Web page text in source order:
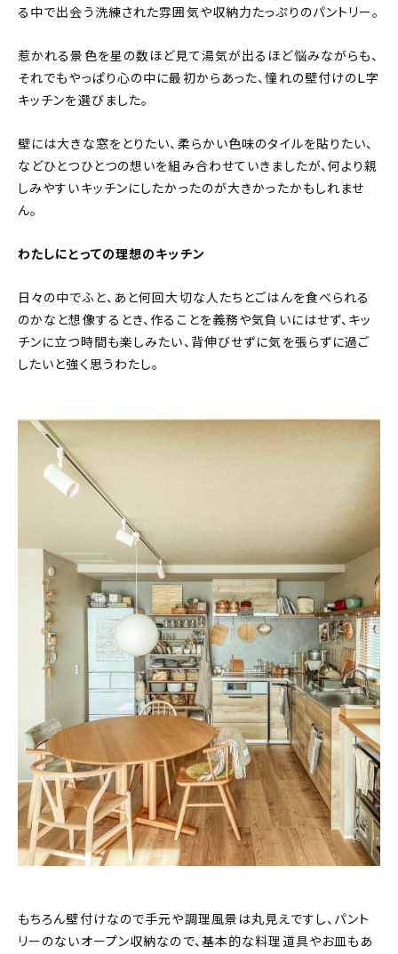
About
プライバシーポリシー
る中で出会う洗練された雰囲気や収納力たっぷりのパントリー。
惹かれる景色を星の数ほど見て湯気が出るほど悩みながらも、
それでもやっぱり心の中に最初からあった、憧れの壁付けのL字
キッチンを選びました。
壁には大きな窓をとりたい、柔らかい色味のタイルを貼りたい、
などひとつひとつの想いを組み合わせていきましたが、何より親
しみやすいキッチンにしたかったのが大きかったかもしれませ
ん。
わたしにとっての理想のキッチン
日々の中でふと、あと何回大切な人たちとごはんを食べられる
のかなと想像するとき、作ることを義務や気負いにはせず、キッ
チンに立つ時間も楽しみたい、背伸びせずに気を張らずに過ご
したいと強く思うわたし。
もちろん壁付けなので手元や調理風景は丸見えですし、パント
リーのないオープン収納なので、基本的な料理道具やお皿もあ